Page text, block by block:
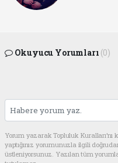
Okuyucu Yorumları (0)
Yorum yazarak Topluluk
yaptığınız yorumunuzla ilgili
üstleniyorsunuz. Yazılan tüm